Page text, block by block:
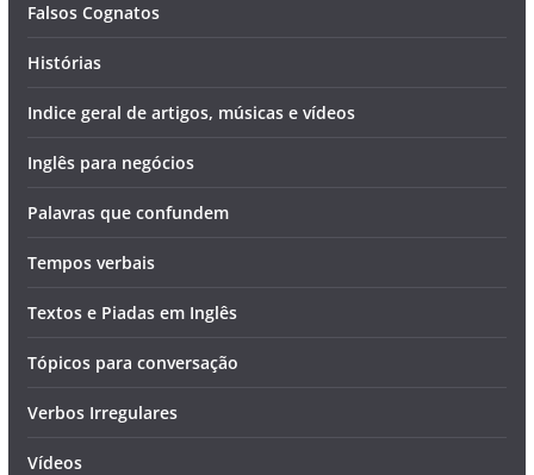
Falsos Cognatos
Histórias
Indice geral de artigos, músicas e vídeos
Inglês para negócios
Palavras que confundem
Tempos verbais
Textos e Piadas em Inglês
Tópicos para conversação
Verbos Irregulares
Vídeos